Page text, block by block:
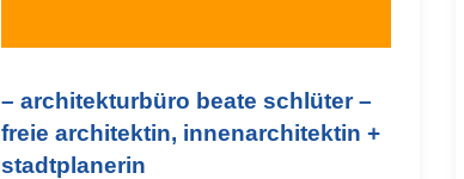
– architekturbüro beate schlüter –
freie architektin, innenarchitektin +
stadtplanerin